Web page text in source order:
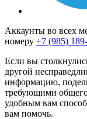
Аккаунты во всех
номеру +7 (985)
Если вы
другой
информацию,
требующими
удобным вам
вам помочь.